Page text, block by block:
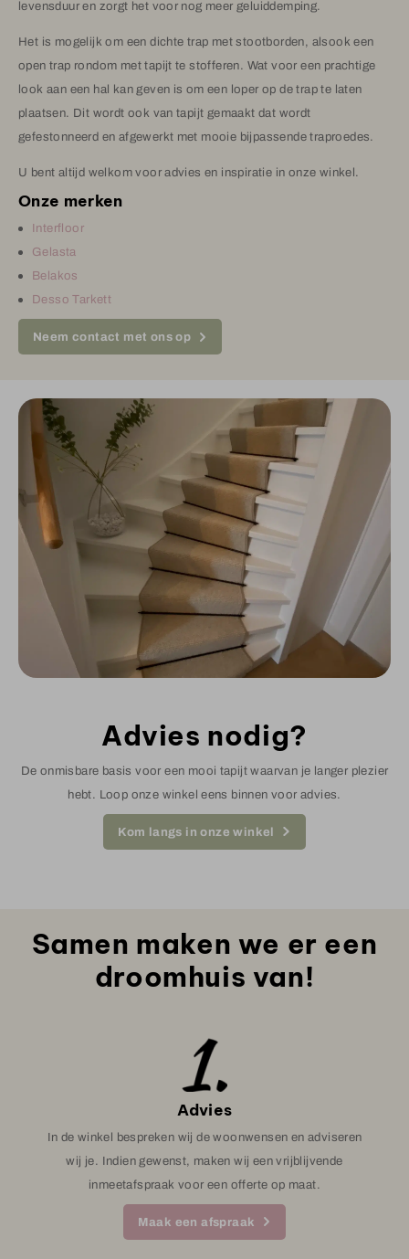
levensduur en zorgt het voor nog meer geluiddemping.
Het is mogelijk om een dichte trap met stootborden, alsook een
open trap rondom met tapijt te stofferen. Wat voor een prachtige
look aan een hal kan geven is om een loper op de trap te laten
plaatsen. Dit wordt ook van tapijt gemaakt dat wordt
gefestonneerd en afgewerkt met mooie bijpassende traproedes.
U bent altijd welkom voor advies en inspiratie in onze winkel.
Onze merken
Interfloor
Gelasta
Belakos
Desso Tarkett
Neem contact met ons op
Advies nodig?
De onmisbare basis voor een mooi tapijt waarvan je langer plezier
hebt. Loop onze winkel eens binnen voor advies.
Kom langs in onze winkel
Samen maken we er een
droomhuis van!
Advies
In de winkel bespreken wij de woonwensen en adviseren
wij je. Indien gewenst, maken wij een vrijblijvende
inmeetafspraak voor een offerte op maat.
Maak een afspraak